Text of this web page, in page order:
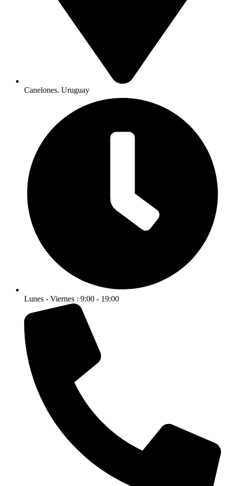
Canelones. Uruguay
Lunes - Viernes : 9:00 - 19:00